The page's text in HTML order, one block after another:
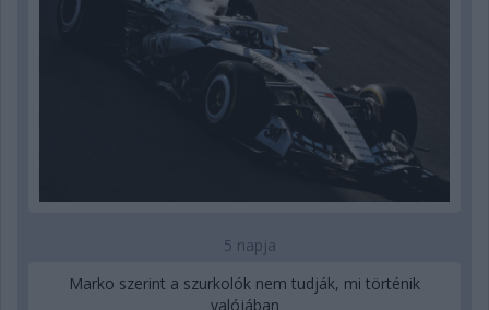
5 napja
Marko szerint a szurkolók nem tudják, mi történik
valójában